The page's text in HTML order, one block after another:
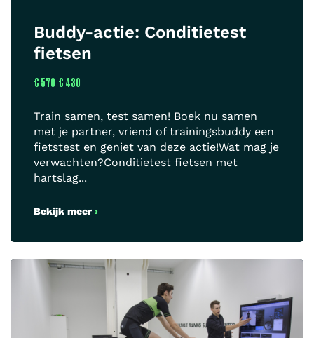
Buddy-actie: Conditietest
fietsen
€ 570 € 430
Train samen, test samen! Boek nu samen
met je partner, vriend of trainingsbuddy een
fietstest en geniet van deze actie!Wat mag je
verwachten?Conditietest fietsen met
hartslag...
Bekijk meer ›